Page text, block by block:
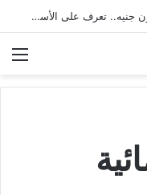
5 سيارات “زيرو” في مصر بأقل من مليون جنيه.. تعرف على الأسعار والمواصفات